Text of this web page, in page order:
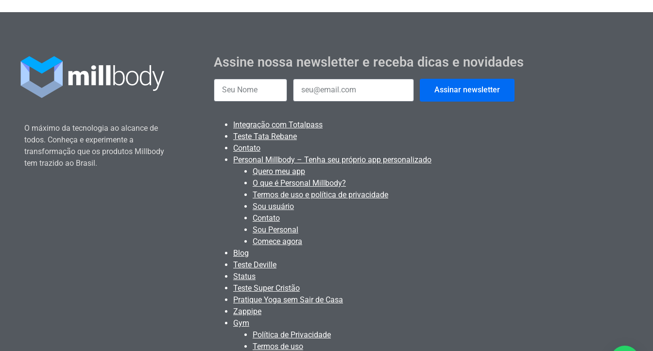
O máximo da tecnologia ao alcance de
todos. Conheça e experimente a
transformação que os produtos Millbody
tem trazido ao Brasil.
Assine nossa newsletter e receba dicas e novidades
Assinar newsletter
Integração com Totalpass
Teste Tata Rebane
Contato
Personal Millbody – Tenha seu próprio app personalizado
Quero meu app
O que é Personal Millbody?
Termos de uso e política de privacidade
Sou usuário
Contato
Sou Personal
Comece agora
Blog
Teste Deville
Status
Teste Super Cristão
Pratique Yoga sem Sair de Casa
Zappipe
Gym
Política de Privacidade
Termos de uso